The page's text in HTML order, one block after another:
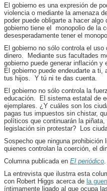
El gobierno es una expresión de
violencia o mediante la amenaza
poder puede obligarte a hacer algo
gobierno tiene el monopolio de la
desesperadamente tener el
El gobierno no sólo controla el
dinero. Mediante sus facultades
gobierno puede generar inflación
El gobierno puede endeudarte a
tus hijos. Y tú ni te das cuenta.
El gobierno no sólo controla la
educación. El sistema estatal de
ejemplares. ¿Y cuáles son los
pagas tus impuestos sin chistar,
políticos que continuarán la
legislación sin protestar? Los
Sospecho que ninguna
quienes controlan la coerción, el
Columna publicada en El periódico.
La entrevista que ilustrra esta
con Robert Higgs acerca de la
íntimamente ligado al que ocupa